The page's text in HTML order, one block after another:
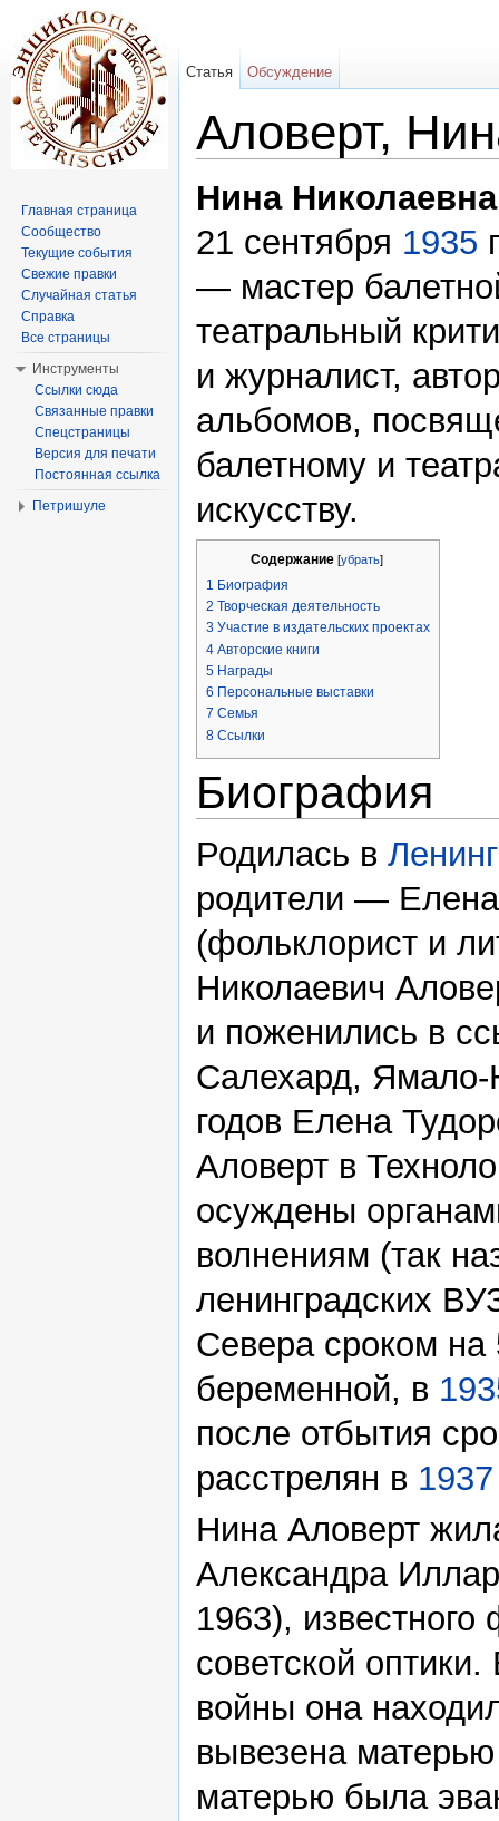
Аловерт,
Нина
21 сентября 1935
— мастер
театральный
и журналист,
альбомов,
балетному и
искусству.
Содержание[убрать]
1 Биография
2 Творческая деятельность
3 Участие в издательских проектах
4 Авторские книги
5 Награды
6 Персональные выставки
7 Семья
8 Ссылки
Биография
Родилась в
родители —
(фольклорист и
Николаевич
и поженились в
Салехард,
годов Елена
Аловерт в
осуждены
волнениям (так
ленинградских
Севера сроком на
беременной, в
после отбытия
расстрелян в 1937
Нина Аловерт
Александра
1963), известного
советской
войны она
вывезена
матерью была
Статья Обсуждение
Главная страница
Сообщество
Текущие события
Свежие правки
Случайная статья
Справка
Все страницы
Инструменты
Ссылки сюда
Связанные правки
Спецстраницы
Версия для печати
Постоянная ссылка
Петришуле